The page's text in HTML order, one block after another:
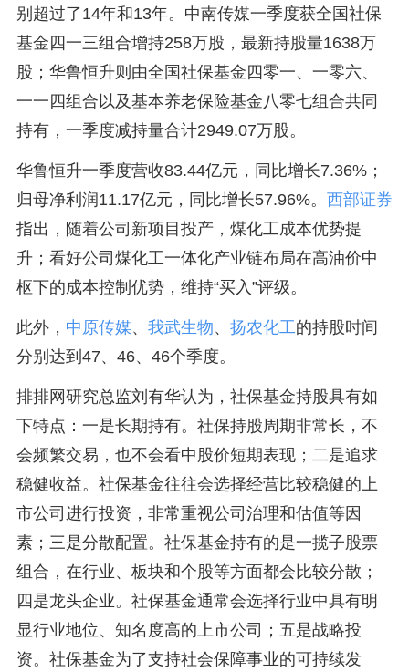
别超过了14年和13年。中南传媒一季度获全国社保
基金四一三组合增持258万股，最新持股量1638万
股；华鲁恒升则由全国社保基金四零一、一零六、
一一四组合以及基本养老保险基金八零七组合共同
持有，一季度减持量合计2949.07万股。
华鲁恒升一季度营收83.44亿元，同比增长7.36%；
归母净利润11.17亿元，同比增长57.96%。 西部证券
指出，随着公司新项目投产，煤化工成本优势提
升；看好公司煤化工一体化产业链布局在高油价中
枢下的成本控制优势，维持“买入”评级。
此外， 中原传媒、 我武生物、 扬农化工的持股时间
分别达到47、46、46个季度。
排排网研究总监刘有华认为，社保基金持股具有如
下特点：一是长期持有。社保持股周期非常长，不
会频繁交易，也不会看中股价短期表现；二是追求
稳健收益。社保基金往往会选择经营比较稳健的上
市公司进行投资，非常重视公司治理和估值等因
素；三是分散配置。社保基金持有的是一揽子股票
组合，在行业、板块和个股等方面都会比较分散；
四是龙头企业。社保基金通常会选择行业中具有明
显行业地位、知名度高的上市公司；五是战略投
资。社保基金为了支持社会保障事业的可持续发